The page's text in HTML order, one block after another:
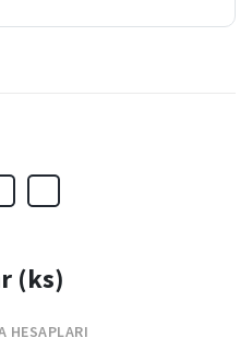
(ks)
HESAPLARI